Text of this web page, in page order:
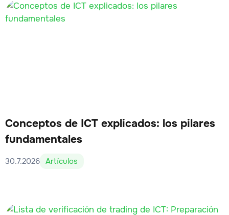
Conceptos de ICT explicados: los pilares
fundamentales
30.7.2026 Artículos